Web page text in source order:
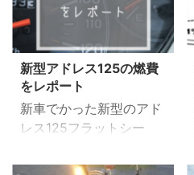
新型アドレス125の燃費
をレポート
新車でかった新型のアド
レス125フラットシー
す。 乗り始めて1か月が